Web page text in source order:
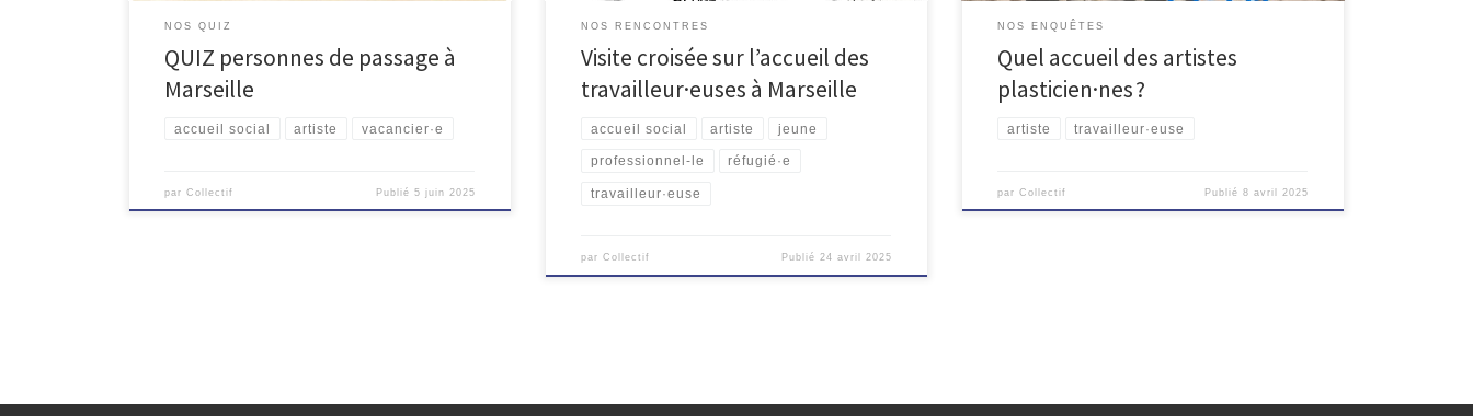
NOS QUIZ
QUIZ personnes de passage à
Marseille
accueil social artiste vacancier·e
parCollectif Publié 5 juin 2025
NOS RENCONTRES
Visite croisée sur l’accueil des
travailleur·euses à Marseille
accueil social artiste jeune
professionnel-le réfugié·e
travailleur·euse
parCollectif Publié 24 avril 2025
NOS ENQUÊTES
Quel accueil des artistes
plasticien·nes ?
artiste travailleur·euse
parCollectif Publié 8 avril 2025